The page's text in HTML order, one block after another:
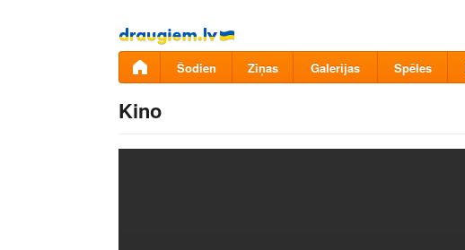
Pāriet
uz
saturu
Šodien Ziņas Galerijas Spēles
Kino